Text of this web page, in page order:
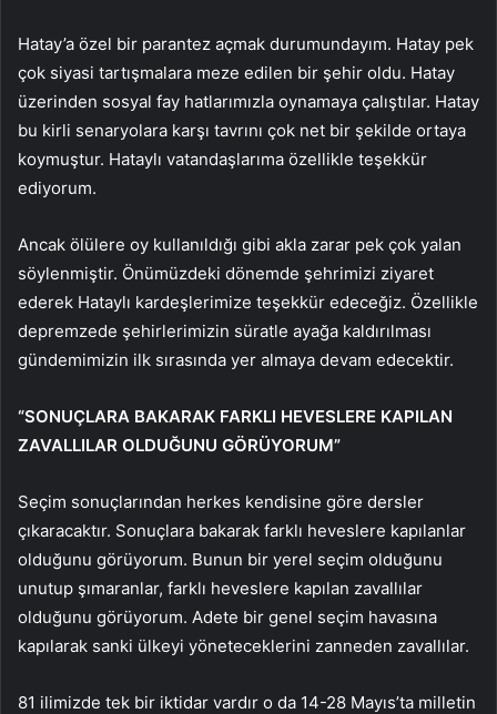
Hatay’a özel bir parantez açmak durumundayım. Hatay pek
çok siyasi tartışmalara meze edilen bir şehir oldu. Hatay
üzerinden sosyal fay hatlarımızla oynamaya çalıştılar. Hatay
bu kirli senaryolara karşı tavrını çok net bir şekilde ortaya
koymuştur. Hataylı vatandaşlarıma özellikle teşekkür
ediyorum.
Ancak ölülere oy kullanıldığı gibi akla zarar pek çok yalan
söylenmiştir. Önümüzdeki dönemde şehrimizi ziyaret
ederek Hataylı kardeşlerimize teşekkür edeceğiz. Özellikle
depremzede şehirlerimizin süratle ayağa kaldırılması
gündemimizin ilk sırasında yer almaya devam edecektir.
“SONUÇLARA BAKARAK FARKLI HEVESLERE KAPILAN
ZAVALLILAR OLDUĞUNU GÖRÜYORUM”
Seçim sonuçlarından herkes kendisine göre dersler
çıkaracaktır. Sonuçlara bakarak farklı heveslere kapılanlar
olduğunu görüyorum. Bunun bir yerel seçim olduğunu
unutup şımaranlar, farklı heveslere kapılan zavallılar
olduğunu görüyorum. Adete bir genel seçim havasına
kapılarak sanki ülkeyi yöneteceklerini zanneden zavallılar.
81 ilimizde tek bir iktidar vardır o da 14-28 Mayıs’ta milletin